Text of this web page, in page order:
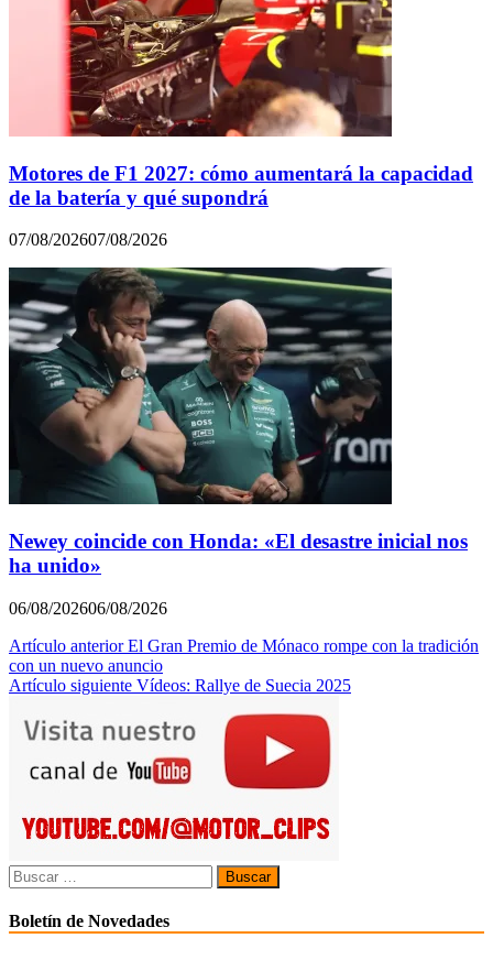
Motores de F1 2027: cómo aumentará la capacidad
de la batería y qué supondrá
07/08/202607/08/2026
Newey coincide con Honda: «El desastre inicial nos
ha unido»
06/08/202606/08/2026
Navegación
de
Artículo anterior El Gran Premio de Mónaco rompe con la tradición
con un nuevo anuncio
Artículo siguiente Vídeos: Rallye de Suecia 2025
Buscar:
Boletín de Novedades